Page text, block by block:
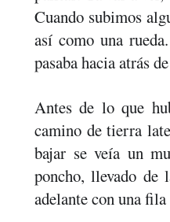
Cuando subimos
así como una
pasaba hacia atrás
Antes de lo que
camino de tierra
bajar se veía un
poncho, llevado de
adelante con una